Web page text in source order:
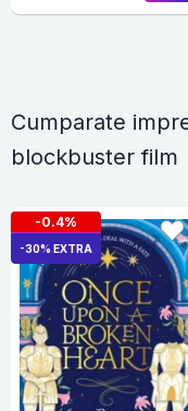
Cumparate
blockbuster film
-0.4%
-30% EXTRA